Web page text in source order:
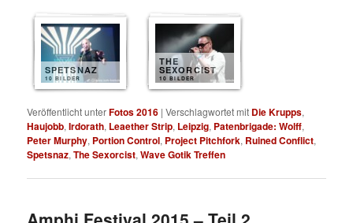
SPETSNAZ
10 BILDER
THE
SEXORCIST
10 BILDER
Veröffentlicht unterFotos 2016 |Verschlagwortet mit Die Krupps,
Haujobb,Irdorath, Leaether Strip, Leipzig, Patenbrigade: Wolff,
Peter Murphy, Portion Control, Project Pitchfork, Ruined Conflict,
Spetsnaz,The Sexorcist,Wave Gotik Treffen